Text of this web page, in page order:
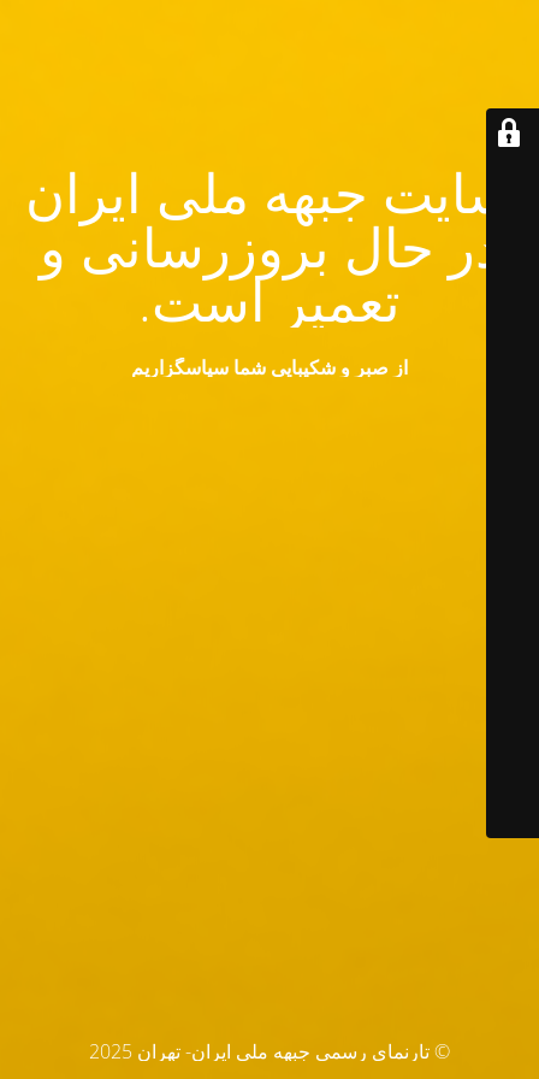
سایت جبهه ملی ایران
در حال بروزرسانی و
تعمیر است.
از صبر و شکیبایی شما سپاسگزاریم
© تارنماي رسمي جبهه ملي ايران- تهران 2025